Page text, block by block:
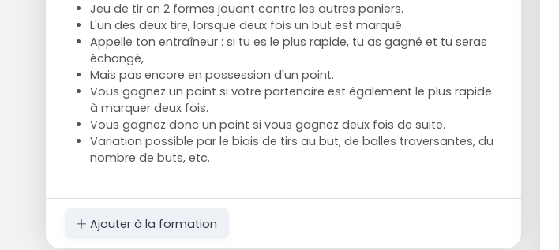
Jeu de tir en 2 formes jouant contre les autres paniers.
L'un des deux tire, lorsque deux fois un but est marqué.
Appelle ton entraîneur : si tu es le plus rapide, tu as gagné et tu seras
échangé,
Mais pas encore en possession d'un point.
Vous gagnez un point si votre partenaire est également le plus rapide
à marquer deux fois.
Vous gagnez donc un point si vous gagnez deux fois de suite.
Variation possible par le biais de tirs au but, de balles traversantes, du
nombre de buts, etc.
Ajouter à la formation